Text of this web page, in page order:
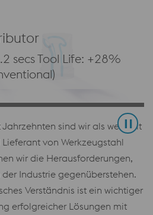
secs Tool Life: +28%
Jahrzehnten sind wir als weltweit
von Werkzeugstahl
wir die Herausforderungen,
Industrie gegenüberstehen.
Verständnis ist ein wichtiger
erfolgreicher Lösungen mit